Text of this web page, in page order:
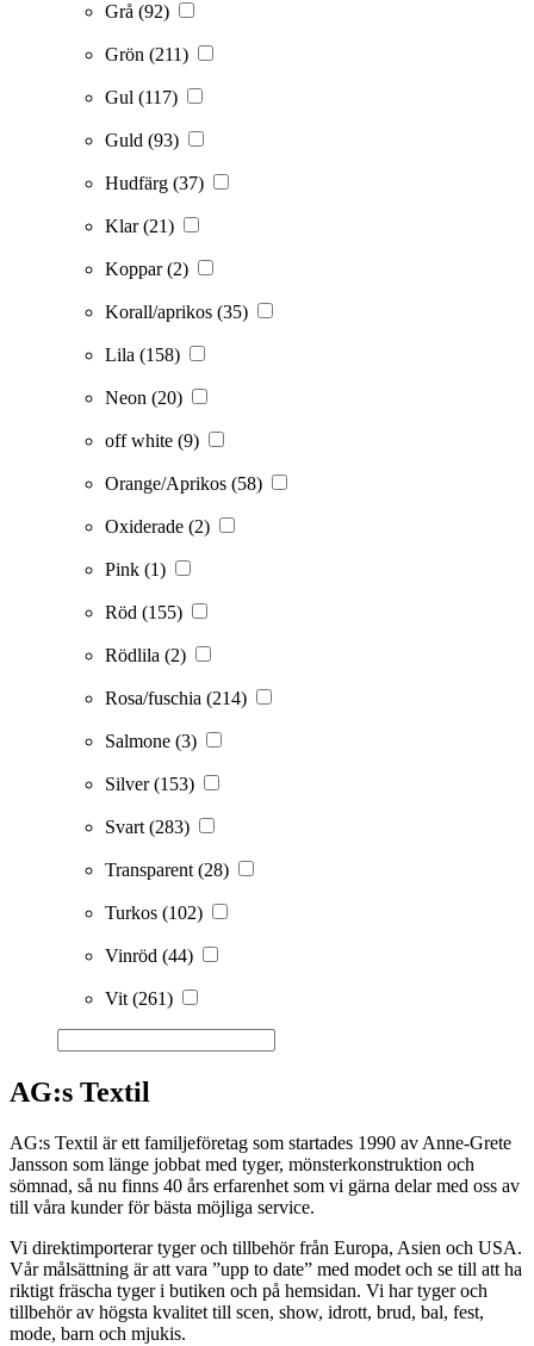
Grå (92)
Grön (211)
Gul (117)
Guld (93)
Hudfärg (37)
Klar(21)
Koppar(2)
Korall/aprikos (35)
Lila (158)
Neon (20)
off white (9)
Orange/Aprikos (58)
Oxiderade (2)
Pink (1)
Röd (155)
Rödlila (2)
Rosa/fuschia (214)
Salmone (3)
Silver(153)
Svart(283)
Transparent(28)
Turkos (102)
Vinröd (44)
Vit(261)
AG:s Textil
AG:s Textil är ett familjeföretag som startades 1990 av Anne-Grete
Jansson som länge jobbat med tyger, mönsterkonstruktion och
sömnad, så nu finns 40 års erfarenhet som vi gärna delar med oss av
till våra kunder för bästa möjliga service.
Vi direktimporterar tyger och tillbehör från Europa, Asien och USA.
Vår målsättning är att vara ”upp to date” med modet och se till att ha
riktigt fräscha tyger i butiken och på hemsidan. Vi har tyger och
tillbehör av högsta kvalitet till scen, show, idrott, brud, bal, fest,
mode, barn och mjukis.